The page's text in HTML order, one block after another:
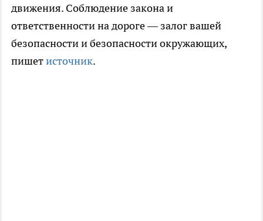
движения. Соблюдение закона и
ответственности на дороге — залог вашей
безопасности и безопасности окружающих,
пишетисточник.